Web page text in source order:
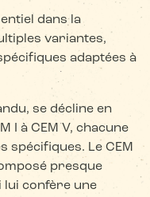
dans la
variantes,
adaptées à
se décline en
I à CEM V, chacune
Le CEM
presque
lui confère une